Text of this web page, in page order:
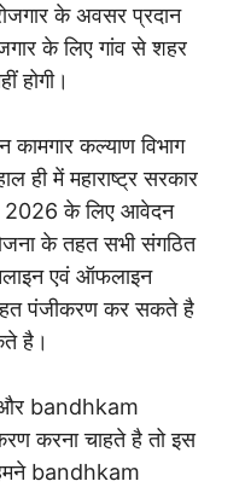
के अवसर प्रदान
के लिए गांव से शहर
होगी।
कामगार कल्याण विभाग
ही में महाराष्ट्र सरकार
2026 के लिए आवेदन
के तहत सभी संगठित
एवं ऑफलाइन
पंजीकरण कर सकते है
है।
और bandhkam
करना चाहते है तो इस
bandhkam